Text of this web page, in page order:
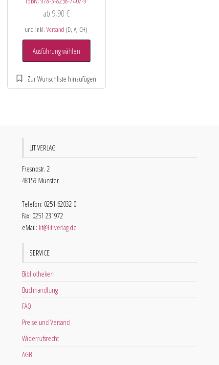
ab 9,90 €
und inkl.Versand (D, A, CH)
Ausführung wählen
LIT VERLAG
Fresnostr. 2
48159 Münster
Telefon: 0251 62032 0
Fax: 0251 231972
eMail: lit@lit-verlag.de
SERVICE
Bibliotheken
Buchhandlung
FAQ
Preise und Versand
Widerrufsrecht
AGB